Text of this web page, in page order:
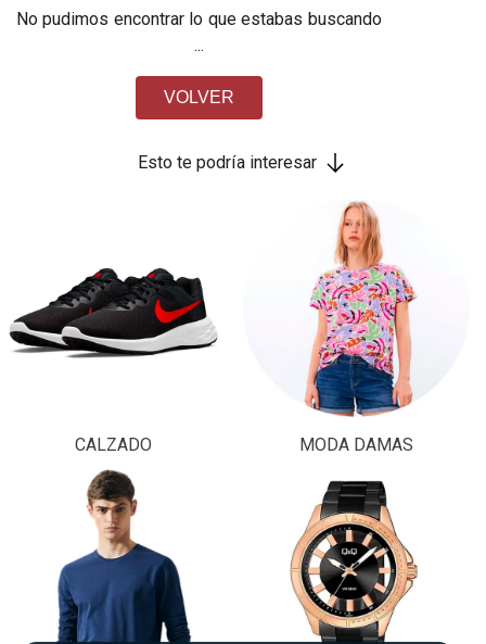
No pudimos encontrar lo que estabas buscando
...
VOLVER
Esto te podría interesar
CALZADO MODA DAMAS